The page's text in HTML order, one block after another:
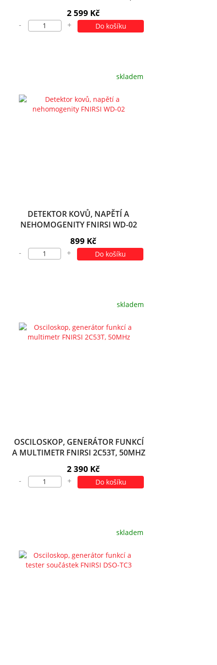
2 599 Kč
- + Do košíku
skladem
DETEKTOR KOVŮ, NAPĚTÍ A
NEHOMOGENITY FNIRSI WD-02
899 Kč
- + Do košíku
skladem
OSCILOSKOP, GENERÁTOR FUNKCÍ
A MULTIMETR FNIRSI 2C53T, 50MHZ
2 390 Kč
- + Do košíku
skladem